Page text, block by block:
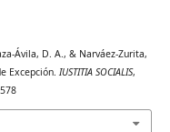
Ávila, D. A., & Narváez-Zurita,
Excepción. IUSTITIA SOCIALIS,